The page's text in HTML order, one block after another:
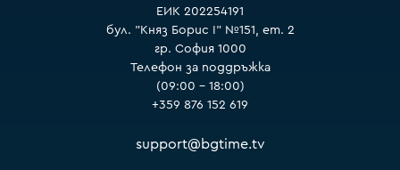
ЕИК 202254191
бул. "Княз Борис I" №151, ет. 2
гр. София 1000
Телефон за поддръжка
(09:00 – 18:00)
+359 876 152 619
support@bgtime.tv